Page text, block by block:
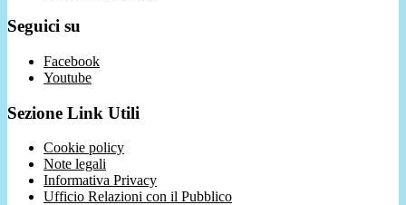
Seguici su
Facebook
Youtube
Sezione Link Utili
Cookie policy
Note legali
Informativa Privacy
Ufficio Relazioni con il Pubblico